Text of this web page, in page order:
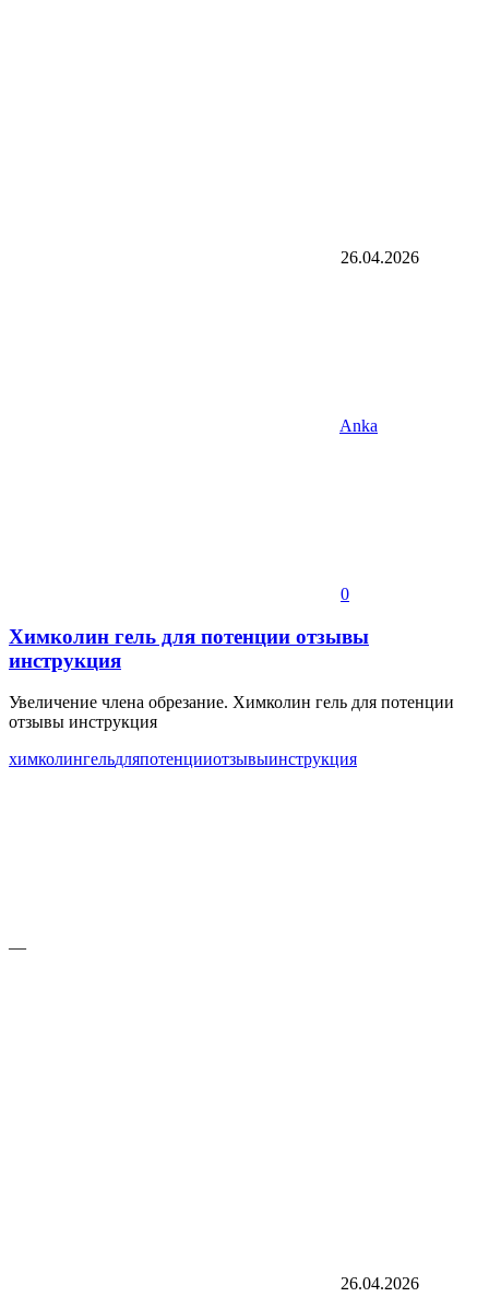
26.04.2026
Anka
0
Химколин гель для потенции отзывы
инструкция
Увеличение члена обрезание. Химколин гель для потенции
отзывы инструкция
химколингельдляпотенцииотзывыинструкция
—
26.04.2026